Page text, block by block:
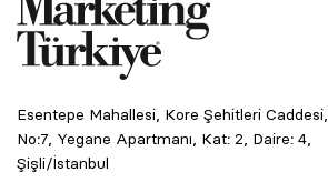
Esentepe Mahallesi, Kore Şehitleri Caddesi,
No:7, Yegane Apartmanı, Kat: 2, Daire: 4,
Şişli/İstanbul